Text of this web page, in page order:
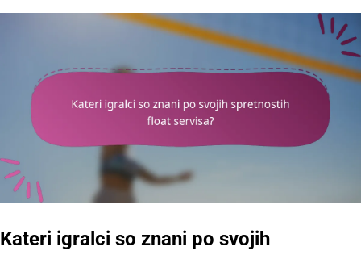
Kateri igralci so znani po svojih